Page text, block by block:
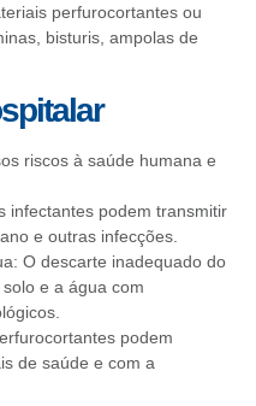
perfurocortantes ou
bisturis, ampolas de
riscos à saúde humana e
infectantes podem transmitir
e outras infecções.
O descarte inadequado do
e a água com
podem
de saúde e com a